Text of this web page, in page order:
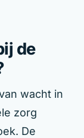
de
wacht in
zorg
De